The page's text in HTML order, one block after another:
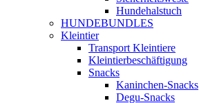
Hundehalstuch
HUNDEBUNDLES
Kleintier
Transport Kleintiere
Kleintierbeschäftigung
Snacks
Kaninchen-Snacks
Degu-Snacks